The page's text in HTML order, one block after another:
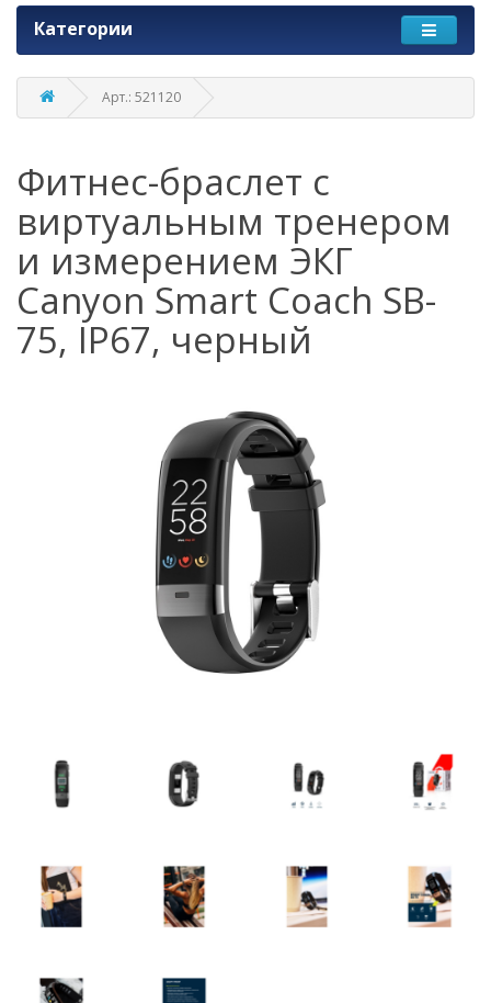
Категории
Арт.: 521120
Фитнес-браслет с
виртуальным тренером
и измерением ЭКГ
Canyon Smart Coach SB-
75, IP67, черный